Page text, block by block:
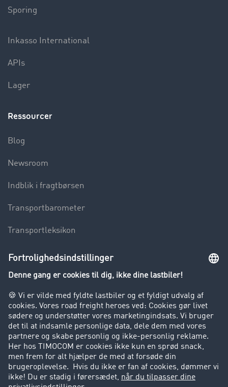
Sporing
Inkasso International
APIs
Lager
Ressourcer
Blog
Newsroom
Indblik i fragtbørsen
Transportbarometer
Transportleksikon
Lastbilkørsel forbudt
Kunder hverver kunder
Success Stories
Support
Support